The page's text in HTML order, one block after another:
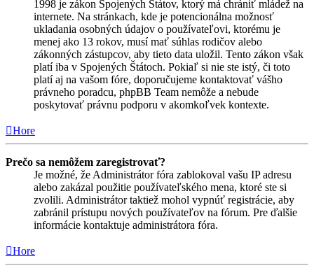
1998 je zákon Spojených Štátov, ktorý má chrániť mládež na
internete. Na stránkach, kde je potencionálna možnosť
ukladania osobných údajov o používateľovi, ktorému je
menej ako 13 rokov, musí mať súhlas rodičov alebo
zákonných zástupcov, aby tieto data uložil. Tento zákon však
platí iba v Spojených Štátoch. Pokiaľ si nie ste istý, či toto
platí aj na vašom fóre, doporučujeme kontaktovať vášho
právneho poradcu, phpBB Team nemôže a nebude
poskytovať právnu podporu v akomkoľvek kontexte.
Hore
Prečo sa nemôžem zaregistrovať?
Je možné, že Administrátor fóra zablokoval vašu IP adresu
alebo zakázal použitie používateľského mena, ktoré ste si
zvolili. Administrátor taktiež mohol vypnúť registrácie, aby
zabránil prístupu nových používateľov na fórum. Pre ďalšie
informácie kontaktuje administrátora fóra.
Hore